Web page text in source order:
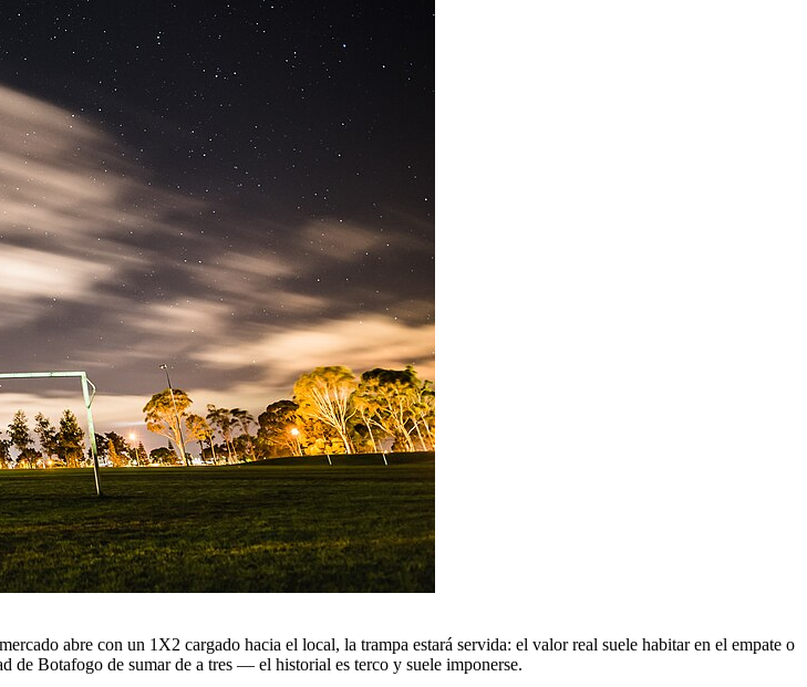
abre con un 1X2 cargado hacia el local, la trampa estará servida: el valor real suele habitar en el empate o
de Botafogo de sumar de a tres — el historial es terco y suele imponerse.